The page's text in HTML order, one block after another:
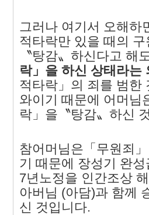
그러나 여기서 오해하
적타락만 있을 때의
〝탕감〟하신다고 해
락」 을 하신 상태라는
적타락」의 죄를 범한
와이기 때문에 어머님
락」을〝탕감〟하신
참어머님은「무원죄
기 때문에 장성기 완
7년노정을 인간조상
아버님 (아담)과 함께
신 것입니다.